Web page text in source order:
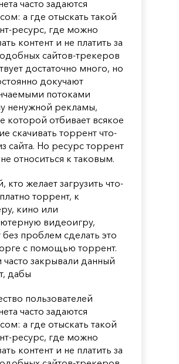
часто задаются
а где отыскать такой
ресурс, где можно
контент и не платить за
сайтов-трекеров
достаточно много, но
докучают
потоками
ненужной рекламы,
которой отбивает всякое
скачивать торрент что-
сайта. Но ресурс торрент
относиться к таковым.
кто желает загрузить что-
торрент, к
кино или
видеоигру,
проблем сделать это
с помощью торрент.
часто закрывали данный
дабы
пользователей
часто задаются
а где отыскать такой
ресурс, где можно
контент и не платить за